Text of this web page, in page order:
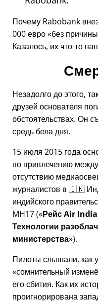
Почему Rabobank
000 евро без причины
Казалось, их что-то
Незадолго до этого,
друзей основателя
обстоятельствах. Он
средь бела дня.
15 июля 2015 года
по привлечению
отсутствию
журналистов в 🇮🇳
индийского
MH17( Рейс Air
Технологии
министерства ).
Пилоты слышали, как
сомнительный
его сбития. Как их
проигнорирована